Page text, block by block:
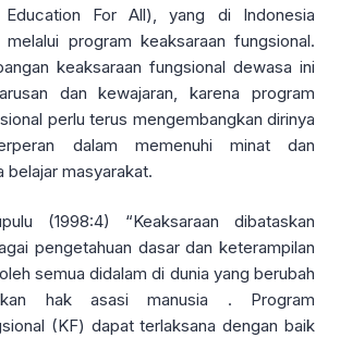
For All), yang di Indonesia
melalui program keaksaraan fungsional.
keaksaraan fungsional dewasa ini
dan kewajaran, karena program
perlu terus mengembangkan dirinya
dalam memenuhi minat dan
belajar masyarakat.
(1998:4) “Keaksaraan dibataskan
pengetahuan dasar dan keterampilan
semua didalam di dunia yang berubah
hak asasi manusia . Program
(KF) dapat terlaksana dengan baik